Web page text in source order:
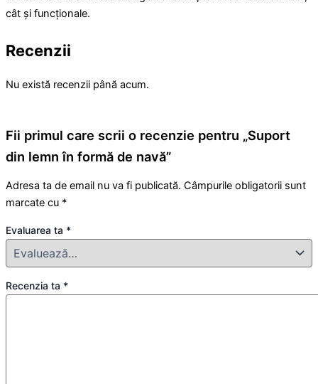
cât și funcționale.
Recenzii
Nu există recenzii până acum.
Fii primul care scrii o recenzie pentru „Suport
din lemn în formă de navă”
Adresa ta de email nu va fi publicată. Câmpurile obligatorii sunt
marcate cu *
Evaluarea ta *
Recenzia ta *